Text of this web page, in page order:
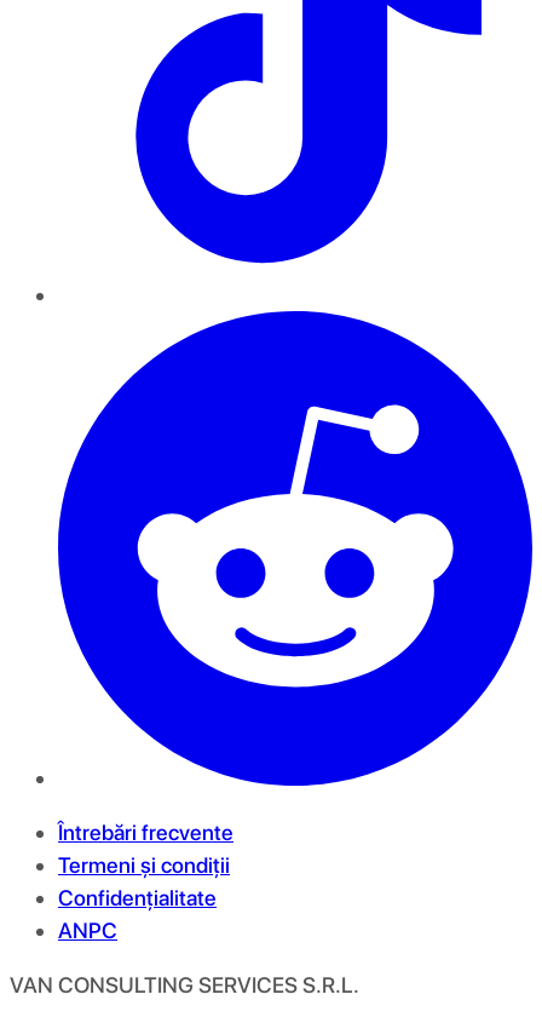
Întrebări frecvente
Termeni și condiții
Confidențialitate
ANPC
VAN CONSULTING SERVICES S.R.L.